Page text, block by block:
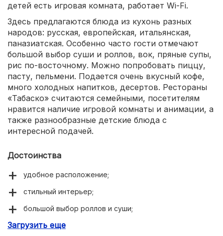
детей есть игровая комната, работает Wi-Fi.
Здесь предлагаются блюда из кухонь разных
народов: русская, европейская, итальянская,
паназиатская. Особенно часто гости отмечают
большой выбор суши и роллов, вок, пряные супы,
рис по-восточному. Можно попробовать пиццу,
пасту, пельмени. Подается очень вкусный кофе,
много холодных напитков, десертов. Рестораны
«Табаско» считаются семейными, посетителям
нравится наличие игровой комнаты и анимации, а
также разнообразные детские блюда с
интересной подачей.
Достоинства
удобное расположение;
стильный интерьер;
большой выбор роллов и суши;
много морепродуктов;
Загрузить еще